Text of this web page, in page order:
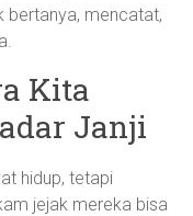
bertanya, mencatat,
Kita
Janji
hidup, tetapi
jejak mereka bisa